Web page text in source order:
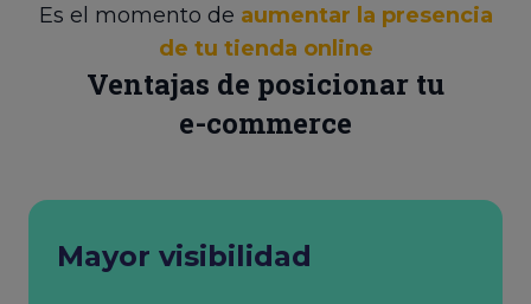
Es el momento de aumentar la presencia
de tu tienda online
Ventajas de posicionar tu
e-commerce
Mayor visibilidad